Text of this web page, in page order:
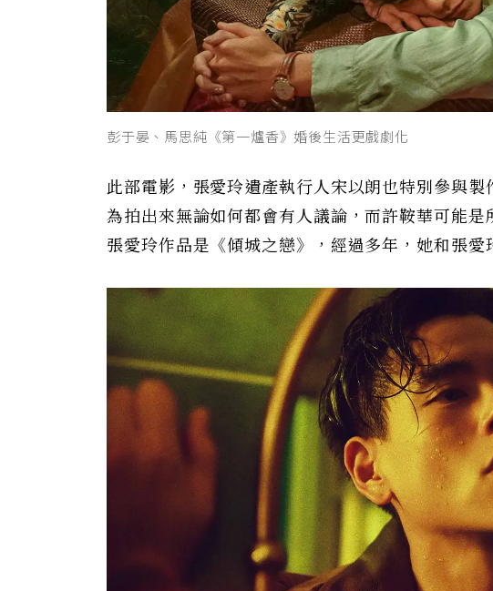
彭于晏、馬思純《第一爐香》婚後生活更戲劇化
此部電影，張愛玲遺產執行人宋以朗也特別參與
為拍出來無論如何都會有人議論，而許鞍華可能
張愛玲作品是《傾城之戀》，經過多年，她和張愛